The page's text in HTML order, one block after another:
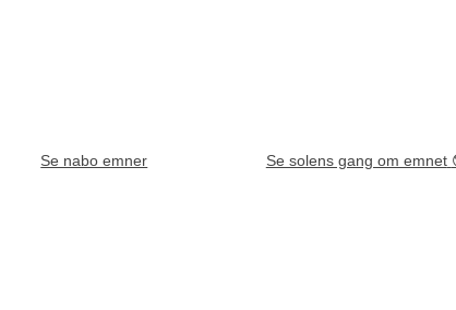
Se nabo emner Se solens gang om emnet